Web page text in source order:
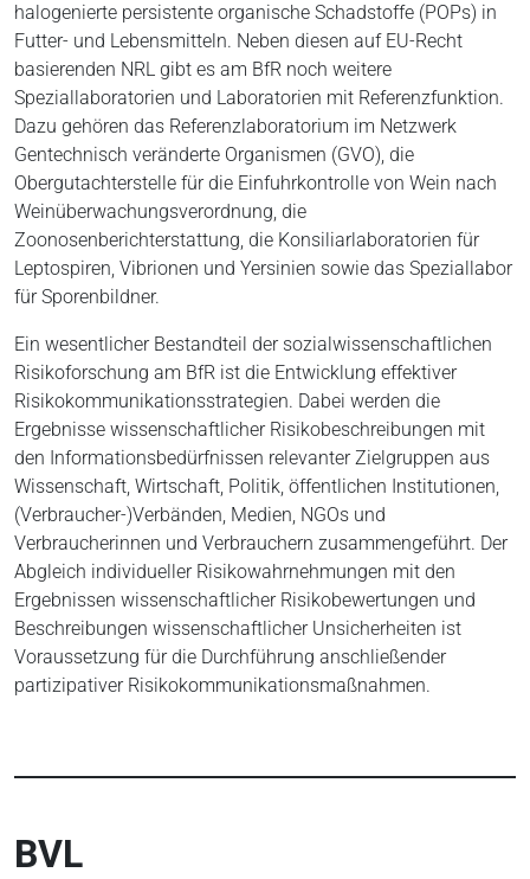
halogenierte persistente organische Schadstoffe (POPs) in
Futter- und Lebensmitteln. Neben diesen auf EU-Recht
basierenden NRL gibt es am BfR noch weitere
Speziallaboratorien und Laboratorien mit Referenzfunktion.
Dazu gehören das Referenzlaboratorium im Netzwerk
Gentechnisch veränderte Organismen (GVO), die
Obergutachterstelle für die Einfuhrkontrolle von Wein nach
Weinüberwachungsverordnung, die
Zoonosenberichterstattung, die Konsiliarlaboratorien für
Leptospiren, Vibrionen und Yersinien sowie das Speziallabor
für Sporenbildner.
Ein wesentlicher Bestandteil der sozialwissenschaftlichen
Risikoforschung am BfR ist die Entwicklung effektiver
Risikokommunikationsstrategien. Dabei werden die
Ergebnisse wissenschaftlicher Risikobeschreibungen mit
den Informationsbedürfnissen relevanter Zielgruppen aus
Wissenschaft, Wirtschaft, Politik, öffentlichen Institutionen,
(Verbraucher-)Verbänden, Medien, NGOs und
Verbraucherinnen und Verbrauchern zusammengeführt. Der
Abgleich individueller Risikowahrnehmungen mit den
Ergebnissen wissenschaftlicher Risikobewertungen und
Beschreibungen wissenschaftlicher Unsicherheiten ist
Voraussetzung für die Durchführung anschließender
partizipativer Risikokommunikationsmaßnahmen.
BVL